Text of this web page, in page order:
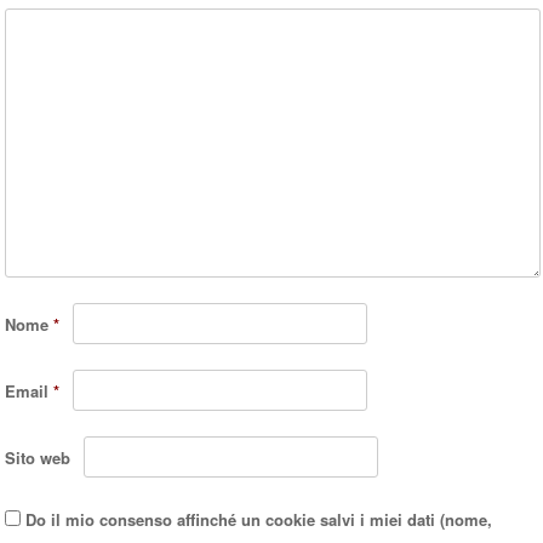
Nome*
Email*
Sito web
Do il mio consenso affinché un cookie salvi i miei dati (nome,